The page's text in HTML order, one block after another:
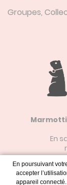
Groupes,
En
En poursuivant
accepter
appareil